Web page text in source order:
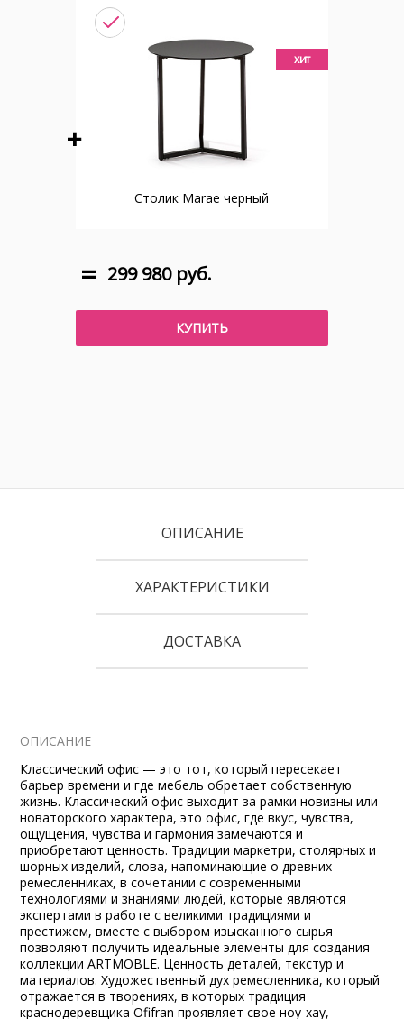
хит
Столик Marae черный
299 980 руб.
КУПИТЬ
ОПИСАНИЕ
ХАРАКТЕРИСТИКИ
ДОСТАВКА
ОПИСАНИЕ
Классический офис — это тот, который пересекает
барьер времени и где мебель обретает собственную
жизнь. Классический офис выходит за рамки новизны или
новаторского характера, это офис, где вкус, чувства,
ощущения, чувства и гармония замечаются и
приобретают ценность. Традиции маркетри, столярных и
шорных изделий, слова, напоминающие о древних
ремесленниках, в сочетании с современными
технологиями и знаниями людей, которые являются
экспертами в работе с великими традициями и
престижем, вместе с выбором изысканного сырья
позволяют получить идеальные элементы для создания
коллекции ARTMOBLE. Ценность деталей, текстур и
материалов. Художественный дух ремесленника, который
отражается в творениях, в которых традиция
краснодеревщика Ofifran проявляет свое ноу-хау,